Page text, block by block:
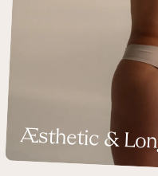
Æsthetic &